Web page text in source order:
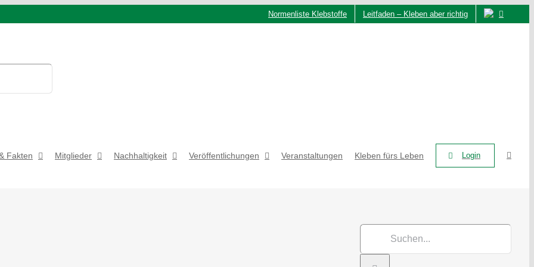
Normenliste Klebstoffe Leitfaden – Kleben aber richtig
Fakten Mitglieder Nachhaltigkeit Veröffentlichungen Veranstaltungen Kleben fürs Leben Login